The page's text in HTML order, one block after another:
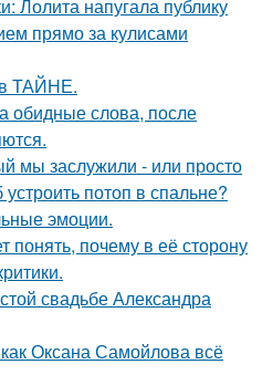
Лолита напугала публику
прямо за кулисами
в ТАЙНЕ.
обидные слова, после
мы заслужили - или просто
потоп в спальне?
эмоции.
понять, почему в её сторону
свадьбе Александра
Оксана Самойлова всё